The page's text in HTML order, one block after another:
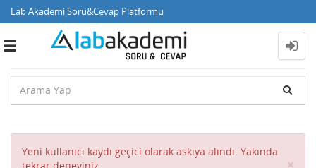
Lab Akademi Soru&Cevap Platformu
Toggle
Yeni kullanıcı kaydı geçici olarak askıya alındı. Yakında